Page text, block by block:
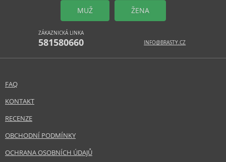
MUŽ ŽENA
ZÁKAZNICKÁ LINKA
581580660 INFO@BRASTY.CZ
FAQ
KONTAKT
RECENZE
OBCHODNÍ PODMÍNKY
OCHRANA OSOBNÍCH ÚDAJŮ